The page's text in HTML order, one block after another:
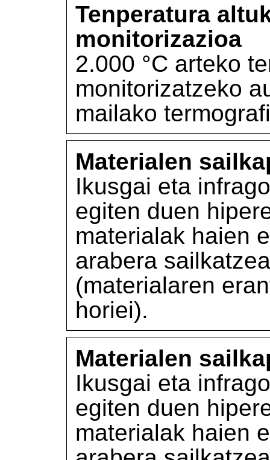
Tenperatura
monitorizazioa
2.000 °C arteko
monitorizatzeko
mailako
Materialen
Ikusgai eta
egiten duen
materialak haien
arabera
(materialaren
horiei).
Materialen
Ikusgai eta
egiten duen
materialak haien